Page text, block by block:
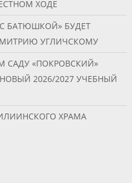
ХОДЕ
БАТЮШКОЙ» БУДЕТ
УГЛИЧСКОМУ
САДУ «ПОКРОВСКИЙ»
2026/2027 УЧЕБНЫЙ
ХРАМА